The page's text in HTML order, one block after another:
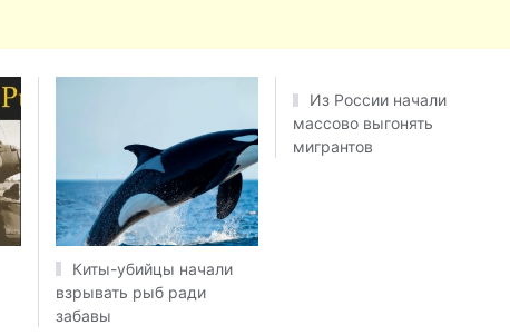
Киты-убийцы начали
взрывать рыб ради
забавы
Из России начали
массово выгонять
мигрантов